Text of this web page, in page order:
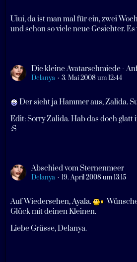
Uiui, da ist man mal für ein, zwei
und schon so viele neue Gesichter.
Die kleine Avatarschmiede -
Delanya 3. Mai 2008 um 12:44
Der sieht ja Hammer aus, Zalida.
Edit: Sorry Zalida. Hab das doch
:S
Abschied vom Sternenmeer
Delanya 19. April 2008 um 13:15
Auf Wiedersehen, Ayala.
Glück mit deinen Kleinen.
Liebe Grüsse, Delanya.